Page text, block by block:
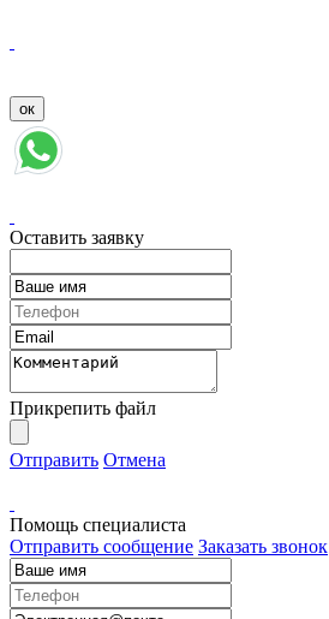
Оставить заявку
Прикрепить файл
Отправить Отмена
Помощь специалиста
Отправить сообщение Заказать звонок